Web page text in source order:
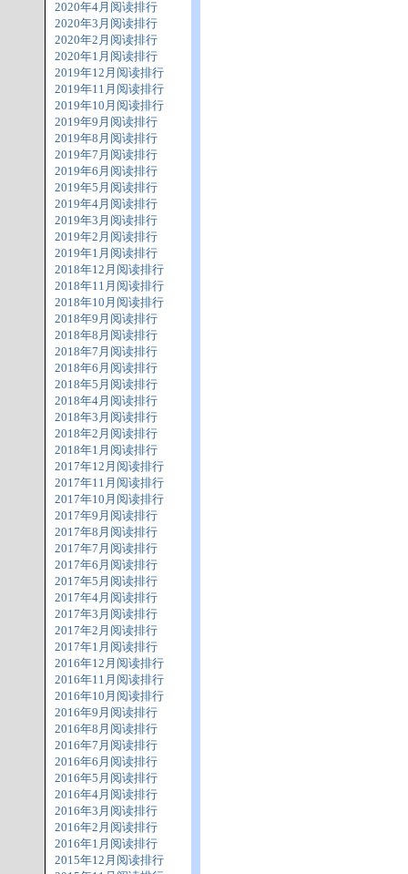
2020年4月阅读排行
2020年3月阅读排行
2020年2月阅读排行
2020年1月阅读排行
2019年12月阅读排行
2019年11月阅读排行
2019年10月阅读排行
2019年9月阅读排行
2019年8月阅读排行
2019年7月阅读排行
2019年6月阅读排行
2019年5月阅读排行
2019年4月阅读排行
2019年3月阅读排行
2019年2月阅读排行
2019年1月阅读排行
2018年12月阅读排行
2018年11月阅读排行
2018年10月阅读排行
2018年9月阅读排行
2018年8月阅读排行
2018年7月阅读排行
2018年6月阅读排行
2018年5月阅读排行
2018年4月阅读排行
2018年3月阅读排行
2018年2月阅读排行
2018年1月阅读排行
2017年12月阅读排行
2017年11月阅读排行
2017年10月阅读排行
2017年9月阅读排行
2017年8月阅读排行
2017年7月阅读排行
2017年6月阅读排行
2017年5月阅读排行
2017年4月阅读排行
2017年3月阅读排行
2017年2月阅读排行
2017年1月阅读排行
2016年12月阅读排行
2016年11月阅读排行
2016年10月阅读排行
2016年9月阅读排行
2016年8月阅读排行
2016年7月阅读排行
2016年6月阅读排行
2016年5月阅读排行
2016年4月阅读排行
2016年3月阅读排行
2016年2月阅读排行
2016年1月阅读排行
2015年12月阅读排行